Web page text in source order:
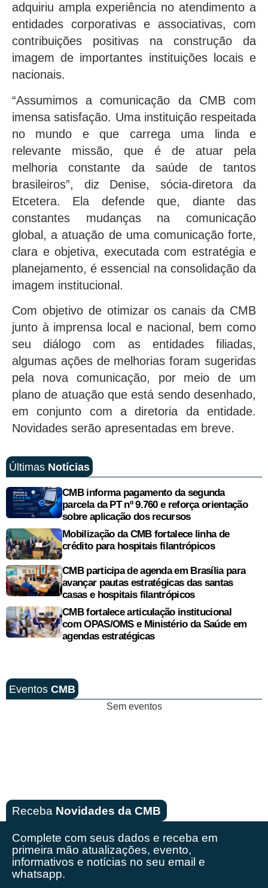
adquiriu ampla experiência no atendimento a
entidades corporativas e associativas, com
contribuições positivas na construção da
imagem de importantes instituições locais e
nacionais.
“Assumimos a comunicação da CMB com
imensa satisfação. Uma instituição respeitada
no mundo e que carrega uma linda e
relevante missão, que é de atuar pela
melhoria constante da saúde de tantos
brasileiros”, diz Denise, sócia-diretora da
Etcetera. Ela defende que, diante das
constantes mudanças na comunicação
global, a atuação de uma comunicação forte,
clara e objetiva, executada com estratégia e
planejamento, é essencial na consolidação da
imagem institucional.
Com objetivo de otimizar os canais da CMB
junto à imprensa local e nacional, bem como
seu diálogo com as entidades filiadas,
algumas ações de melhorias foram sugeridas
pela nova comunicação, por meio de um
plano de atuação que está sendo desenhado,
em conjunto com a diretoria da entidade.
Novidades serão apresentadas em breve.
Últimas Notícias
CMB informa pagamento da segunda
parcela da PT nº 9.760 e reforça orientação
sobre aplicação dos recursos
Mobilização da CMB fortalece linha de
crédito para hospitais filantrópicos
CMB participa de agenda em Brasília para
avançar pautas estratégicas das santas
casas e hospitais filantrópicos
CMB fortalece articulação institucional
com OPAS/OMS e Ministério da Saúde em
agendas estratégicas
Eventos CMB
Sem eventos
Receba Novidades da CMB
Complete com seus dados e receba em
primeira mão atualizações, evento,
informativos e notícias no seu email e
whatsapp.